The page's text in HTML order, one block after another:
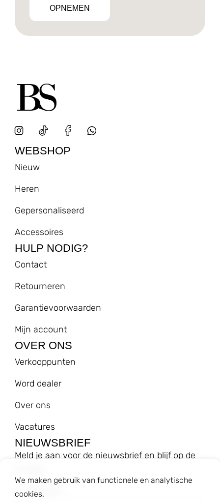
OPNEMEN
WEBSHOP
Nieuw
Heren
Gepersonaliseerd
Accessoires
HULP NODIG?
Contact
Retourneren
Garantievoorwaarden
Mijn account
OVER ONS
Verkooppunten
Word dealer
Over ons
Vacatures
NIEUWSBRIEF
Meld je aan voor de nieuwsbrief en blijf op de
E-mailadres
We maken gebruik van functionele en analytische
cookies.